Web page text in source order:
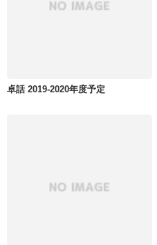
卓話 2019-2020年度予定